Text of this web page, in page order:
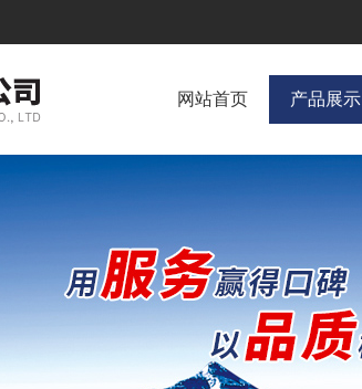
网站首页 产品展示